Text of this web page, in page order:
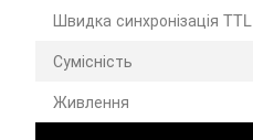
Швидка синхронізація TTL
Сумісність
Живлення